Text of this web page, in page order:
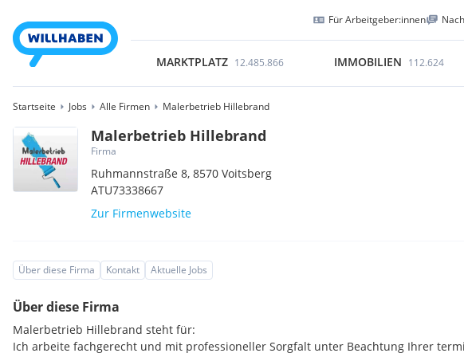
Für Arbeitgeber:innen
MARKTPLATZ 12.485.866 IMMOBILIEN 112.624
Startseite Jobs Alle Firmen Malerbetrieb Hillebrand
Malerbetrieb Hillebrand
Firma
Ruhmannstraße 8,8570Voitsberg
ATU73338667
Zur Firmenwebsite
Über diese Firma Kontakt Aktuelle Jobs
Über diese Firma
Malerbetrieb Hillebrand steht für:
Ich arbeite fachgerecht und mit professioneller Sorgfalt unter Beachtung Ihrer